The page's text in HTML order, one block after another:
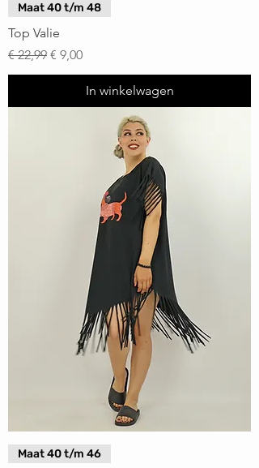
Maat 40 t/m 48
Top Valie
Normale prijs
€ 22,99 Verkoopprijs
€ 9,00
In winkelwagen
Maat 40 t/m 46